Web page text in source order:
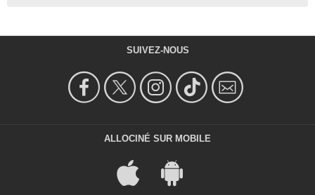
SUIVEZ-NOUS
ALLOCINÉ SUR MOBILE